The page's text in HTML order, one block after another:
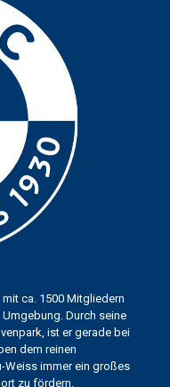
ca. 1500 Mitgliedern
Durch seine
ist er gerade bei
dem reinen
Weiss immer ein großes
zu fördern.